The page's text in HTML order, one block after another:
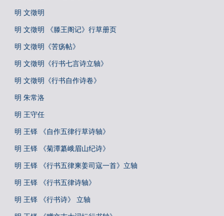
明 文徵明
明 文徵明 《滕王阁记》行草册页
明 文徵明《苦疡帖》
明 文徵明《行书七言诗立轴》
明 文徵明《行书自作诗卷》
明 朱常洛
明 王守任
明 王铎 《自作五律行草诗轴》
明 王铎 《菊潭纂峨眉山纪诗》
明 王铎 《行书五律柬姜司寇一首》立轴
明 王铎 《行书五律诗轴》
明 王铎 《行书诗》 立轴